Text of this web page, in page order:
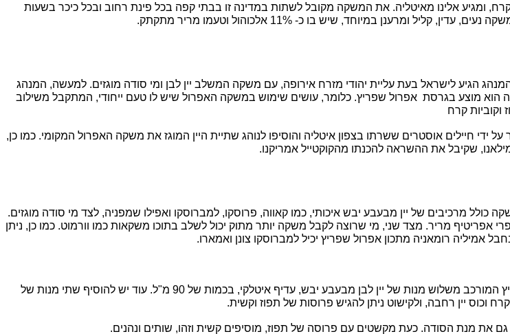
במיוחד, שיש בו כ- 11% אלכוהול וטעמו מריר מתקתק.
קרח
שקיבל את ההשראה להכנתו מהקוקטייל אמריקנו.
אמיליה רומאניה מתכון אפרול שפריץ יכיל למברוסקו צונן ואמארו.
את מנת הסודה. כעת מקשטים עם פרוסה של תפוז, מוסיפים קשית וזהו, שותים ונהנים.